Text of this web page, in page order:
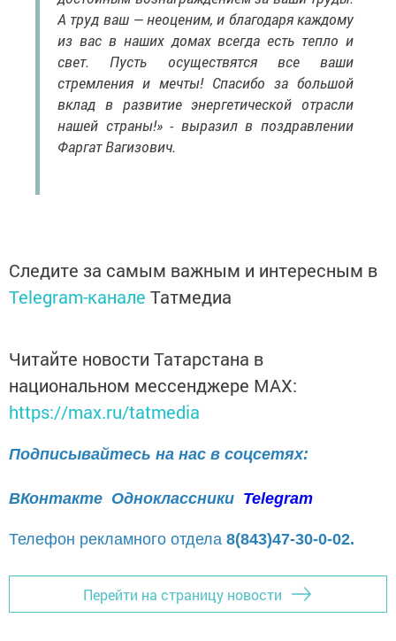
А труд ваш — неоценим, и благодаря каждому
из вас в наших домах всегда есть тепло и
свет. Пусть осуществятся все ваши
стремления и мечты! Спасибо за большой
вклад в развитие энергетической отрасли
нашей страны!» - выразил в поздравлении
Фаргат Вагизович.
Следите за самым важным и интересным в
Telegram-канале Татмедиа
Читайте новости Татарстана в
национальном мессенджере MАХ:
https://max.ru/tatmedia
Подписывайтесь на нас в соцсетях:
ВКонтакте Одноклассники Telegram
Телефон рекламного отдела 8(843)47-30-0-02.
Перейти на страницу новости